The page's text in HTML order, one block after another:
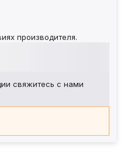
производителя.
свяжитесь с нами